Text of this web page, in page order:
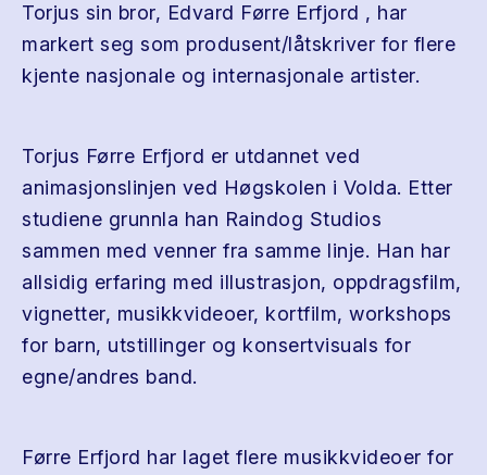
Torjus sin bror, Edvard Førre Erfjord , har
markert seg som produsent/låtskriver for flere
kjente nasjonale og internasjonale artister.
Torjus Førre Erfjord er utdannet ved
animasjonslinjen ved Høgskolen i Volda. Etter
studiene grunnla han Raindog Studios
sammen med venner fra samme linje. Han har
allsidig erfaring med illustrasjon, oppdragsfilm,
vignetter, musikkvideoer, kortfilm, workshops
for barn, utstillinger og konsertvisuals for
egne/andres band.
Førre Erfjord har laget flere musikkvideoer for